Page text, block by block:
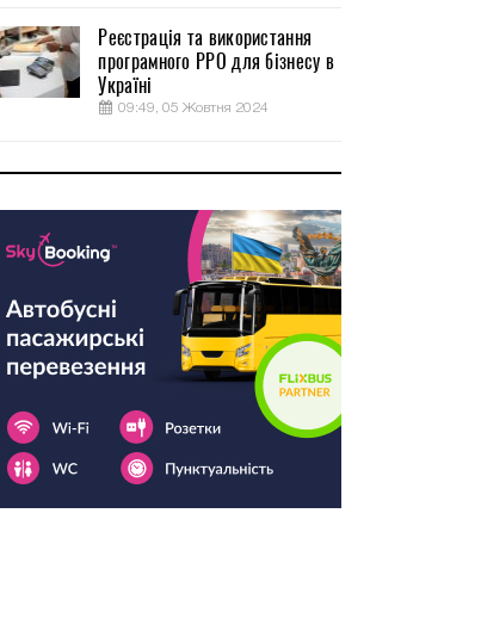
Реєстрація та використання
програмного РРО для бізнесу в
Україні
09:49, 05 Жовтня 2024